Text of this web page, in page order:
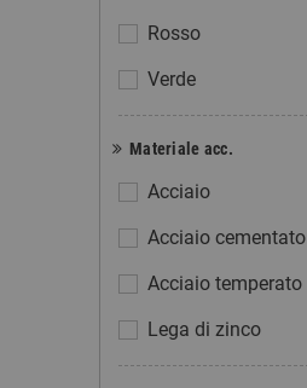
Rosso
Verde
Materiale acc.
Acciaio
Acciaio cementato
Acciaio temperato
Lega di zinco